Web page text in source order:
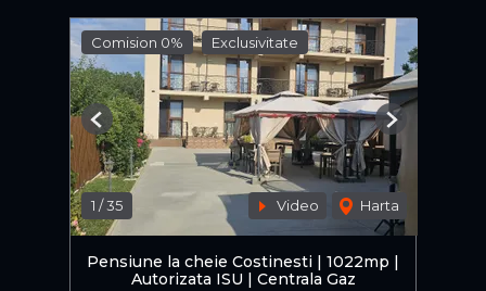
Comision 0% Exclusivitate
1 /35 Video Harta
Previous Next
Pensiune la cheie Costinesti | 1022mp |
Autorizata ISU | Centrala Gaz